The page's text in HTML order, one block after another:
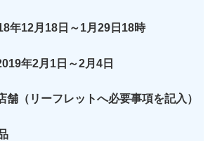
年12月18日～1月29日18時
年2月1日～2月4日
（リーフレットへ必要事項を記入）